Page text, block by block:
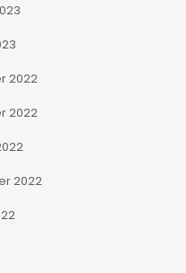
2022
2022
2022